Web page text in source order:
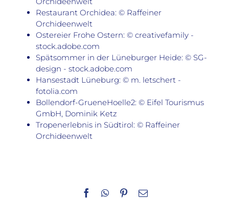
Restaurant Orchidea: © Raffeiner
Orchideenwelt
Ostereier Frohe Ostern: © creativefamily -
stock.adobe.com
Spätsommer in der Lüneburger Heide: © SG-
design - stock.adobe.com
Hansestadt Lüneburg: © m. letschert -
fotolia.com
Bollendorf-GrueneHoelle2: © Eifel Tourismus
GmbH, Dominik Ketz
Tropenerlebnis in Südtirol: © Raffeiner
Orchideenwelt
Facebook
WhatsApp
Pinterest
E-